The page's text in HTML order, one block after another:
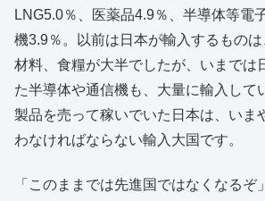
LNG5.0％、医薬品4.9％、半導体等電
機3.9％。以前は日本が輸入するもの
材料、食糧が大半でしたが、いまでは
た半導体や通信機も、大量に輸入して
製品を売って稼いでいた日本は、いま
わなければならない輸入大国です。
「このままでは先進国ではなくなるぞ